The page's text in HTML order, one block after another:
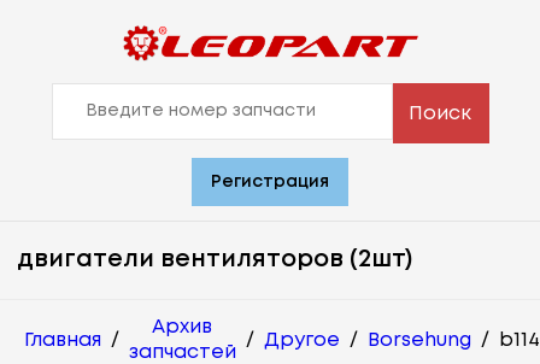
Поиск
Регистрация
двигатели вентиляторов (2шт)
Главная /
Архив
запчастей
/ Другое / Borsehung /